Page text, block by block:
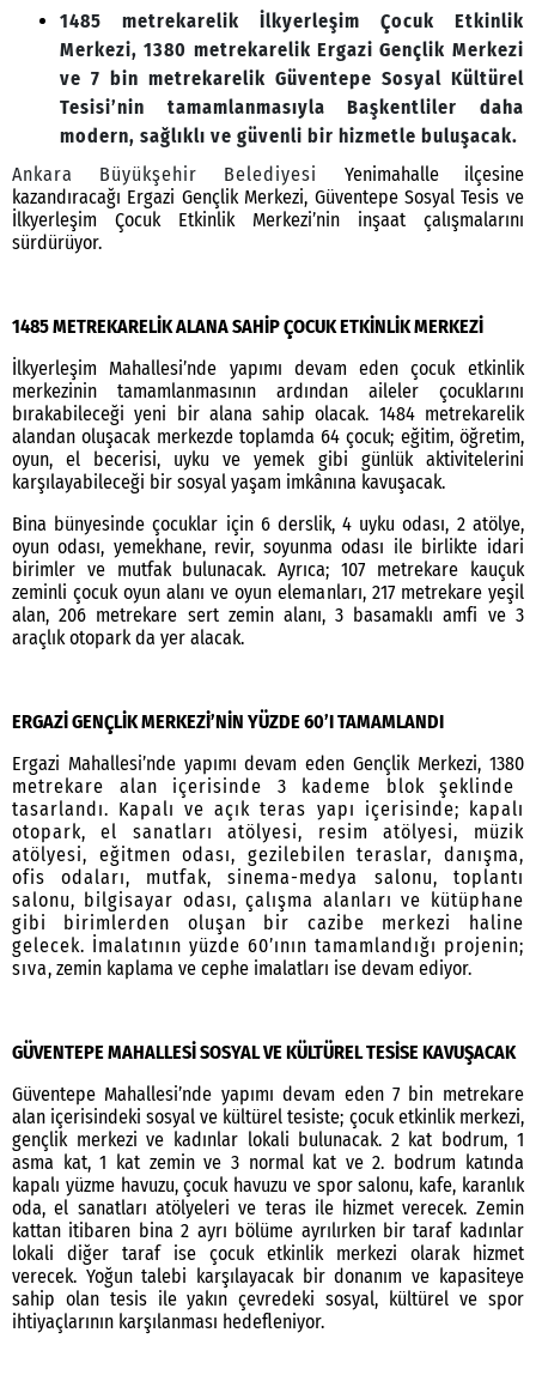
1485 metrekarelik İlkyerleşim Çocuk Etkinlik
Merkezi, 1380 metrekarelik Ergazi Gençlik Merkezi
ve 7 bin metrekarelik Güventepe Sosyal Kültürel
Tesisi’nin tamamlanmasıyla Başkentliler daha
modern, sağlıklı ve güvenli bir hizmetle buluşacak.
Ankara Büyükşehir Belediyesi Yenimahalle ilçesine
kazandıracağı Ergazi Gençlik Merkezi, Güventepe Sosyal Tesis ve
İlkyerleşim Çocuk Etkinlik Merkezi’nin inşaat çalışmalarını
sürdürüyor.
1485 METREKARELİK ALANA SAHİP ÇOCUK ETKİNLİK MERKEZİ
İlkyerleşim Mahallesi’nde yapımı devam eden çocuk etkinlik
merkezinin tamamlanmasının ardından aileler çocuklarını
bırakabileceği yeni bir alana sahip olacak. 1484 metrekarelik
alandan oluşacak merkezde toplamda 64 çocuk; eğitim, öğretim,
oyun, el becerisi, uyku ve yemek gibi günlük aktivitelerini
karşılayabileceği bir sosyal yaşam imkânına kavuşacak.
Bina bünyesinde çocuklar için 6 derslik, 4 uyku odası, 2 atölye,
oyun odası, yemekhane, revir, soyunma odası ile birlikte idari
birimler ve mutfak bulunacak. Ayrıca; 107 metrekare kauçuk
zeminli çocuk oyun alanı ve oyun elemanları, 217 metrekare yeşil
alan, 206 metrekare sert zemin alanı, 3 basamaklı amfi ve 3
araçlık otopark da yer alacak.
ERGAZİ GENÇLİK MERKEZİ’NİN YÜZDE 60’I TAMAMLANDI
Ergazi Mahallesi’nde yapımı devam eden Gençlik Merkezi, 1380
metrekare alan içerisinde 3 kademe blok şeklinde
tasarlandı. Kapalı ve açık teras yapı içerisinde; kapalı
otopark, el sanatları atölyesi, resim atölyesi, müzik
atölyesi, eğitmen odası, gezilebilen teraslar, danışma,
ofis odaları, mutfak, sinema-medya salonu, toplantı
salonu, bilgisayar odası, çalışma alanları ve kütüphane
gibi birimlerden oluşan bir cazibe merkezi haline
gelecek. İmalatının yüzde 60’ının tamamlandığı projenin;
sıva, zemin kaplama ve cephe imalatları ise devam ediyor.
GÜVENTEPE MAHALLESİ SOSYAL VE KÜLTÜREL TESİSE KAVUŞACAK
Güventepe Mahallesi’nde yapımı devam eden 7 bin metrekare
alan içerisindeki sosyal ve kültürel tesiste; çocuk etkinlik merkezi,
gençlik merkezi ve kadınlar lokali bulunacak. 2 kat bodrum, 1
asma kat, 1 kat zemin ve 3 normal kat ve 2. bodrum katında
kapalı yüzme havuzu, çocuk havuzu ve spor salonu, kafe, karanlık
oda, el sanatları atölyeleri ve teras ile hizmet verecek. Zemin
kattan itibaren bina 2 ayrı bölüme ayrılırken bir taraf kadınlar
lokali diğer taraf ise çocuk etkinlik merkezi olarak hizmet
verecek. Yoğun talebi karşılayacak bir donanım ve kapasiteye
sahip olan tesis ile yakın çevredeki sosyal, kültürel ve spor
ihtiyaçlarının karşılanması hedefleniyor.